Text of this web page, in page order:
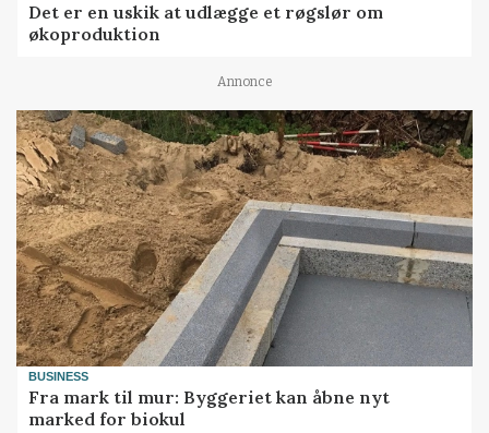
Det er en uskik at udlægge et røgslør om
økoproduktion
Annonce
BUSINESS
Fra mark til mur: Byggeriet kan åbne nyt
marked for biokul